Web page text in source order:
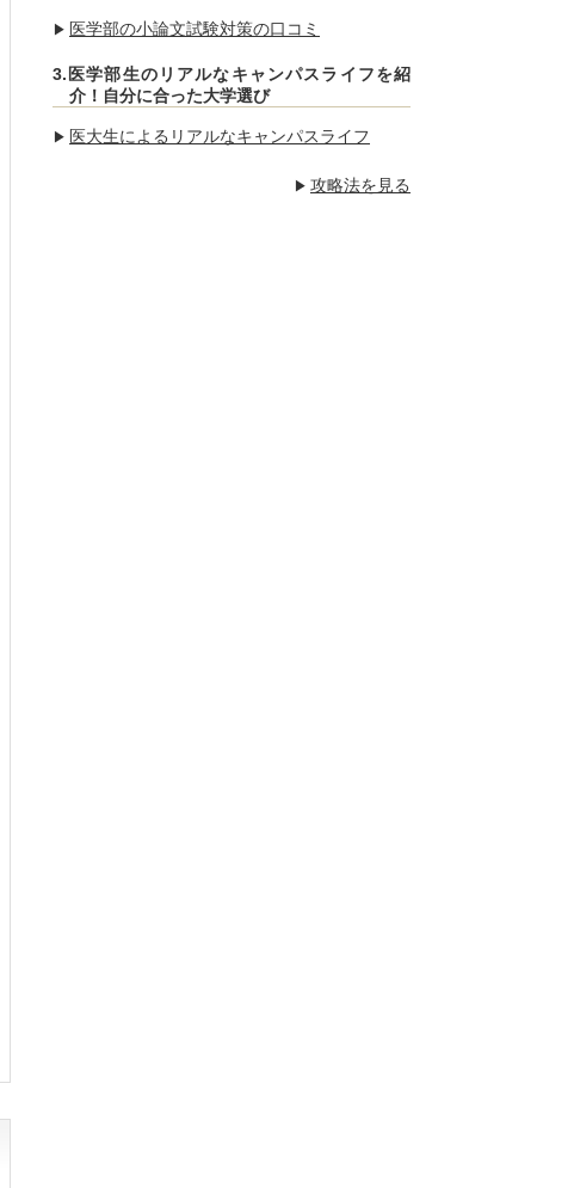
医学部の小論文試験対策の口コミ
3.医学部生のリアルなキャンパスライフを紹
介！自分に合った大学選び
医大生によるリアルなキャンパスライフ
攻略法を見る